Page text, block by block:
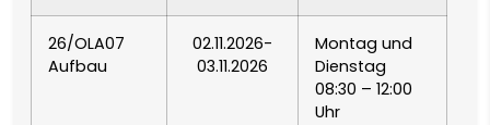
ŌLELO HAWAIʻI
26/OLA07
Aufbau
02.11.2026-
03.11.2026
Montag und
Dienstag
08:30 – 12:00
Uhr